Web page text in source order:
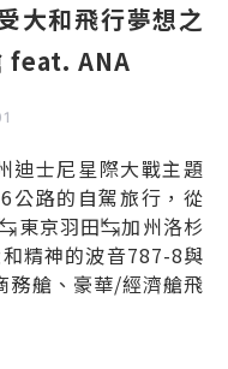
大和飛行夢想之
feat. ANA
迪士尼星際大戰主題
公路的自駕旅行，從
東京羽田↹加州洛杉
精神的波音787-8與
艙、豪華/經濟艙飛